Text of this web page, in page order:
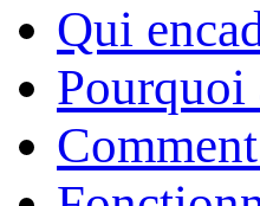
Qui
Pourquoi